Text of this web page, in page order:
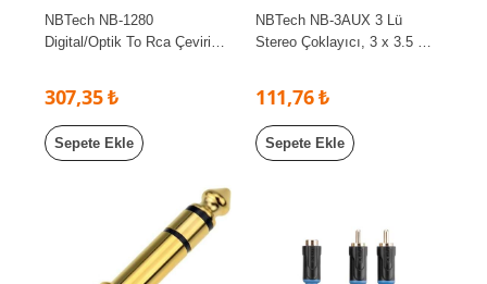
NBTech NB-1280
Digital/Optik To Rca Çevirici
307,35 ₺
Sepete Ekle
NBTech NB-3AUX 3 Lü
Stereo Çoklayıcı, 3 x 3.5 mm
111,76 ₺
Sepete Ekle